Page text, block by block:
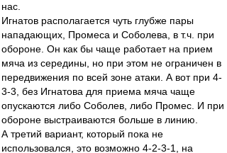
нас.
Игнатов располагается чуть глубже пары
нападающих, Промеса и Соболева, в т.ч. при
обороне. Он как бы чаще работает на прием
мяча из середины, но при этом не ограничен в
передвижения по всей зоне атаки. А вот при 4-
3-3, без Игнатова для приема мяча чаще
опускаются либо Соболев, либо Промес. И при
обороне выстраиваются больше в линию.
А третий вариант, который пока не
использовался, это возможно 4-2-3-1, на